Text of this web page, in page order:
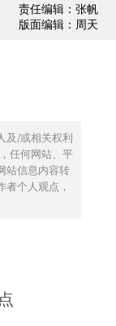
责任编辑：张帆
版面编辑：周天
及/或相关权利
任何网站、平
站信息内容转
个人观点，